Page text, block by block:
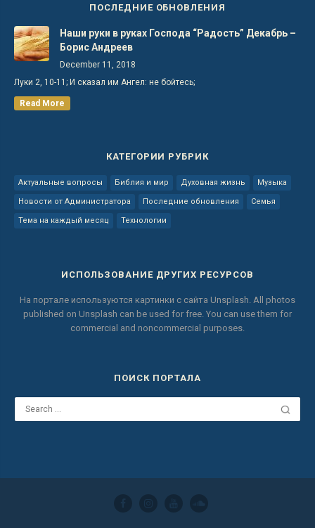
ПОСЛЕДНИЕ ОБНОВЛЕНИЯ
Наши руки в руках Господа “Радость” Декабрь –
Борис Андреев
December 11, 2018
Луки 2, 10-11; И сказал им Ангел: не бойтесь;
Read More
КАТЕГОРИИ РУБРИК
Актуальные вопросы Библия и мир Духовная жизнь Музыка
Новости от Администратора Последние обновления Семья
Тема на каждый месяц Технологии
ИСПОЛЬЗОВАНИЕ ДРУГИХ РЕСУРСОВ
На портале используются картинки с сайта Unsplash. All photos
published on Unsplash can be used for free. You can use them for
commercial and noncommercial purposes.
ПОИСК ПОРТАЛА